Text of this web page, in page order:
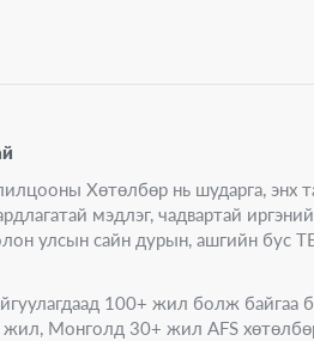
Хөтөлбөр нь шударга, энх
мэдлэг, чадвартай
улсын сайн дурын, ашгийн бус
100+ жил болж байгаа
Монголд 30+ жил AFS